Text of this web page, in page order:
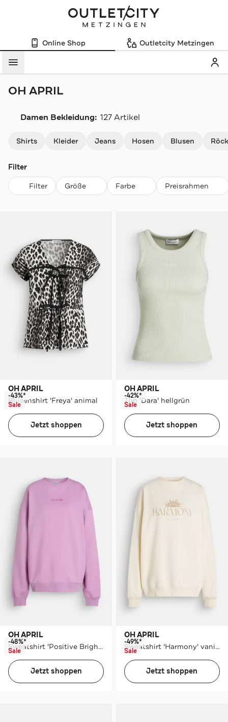
Online Shop Outletcity Metzingen
Menü
OH APRIL
Damen Bekleidung: 127 Artikel
Shirts Kleider Jeans Hosen Blusen
Filter
Filter Größe Farbe Preisrahmen
OH APRIL
Blusenshirt 'Freya' animal
-43%*
Sale
Jetzt shoppen
OH APRIL
Top 'Dara' hellgrün
-42%*
Sale
Jetzt shoppen
OH APRIL
Sweatshirt 'Positive Bright' mauve
-48%*
Sale
Jetzt shoppen
OH APRIL
Sweatshirt 'Harmony' vanille
-49%*
Sale
Jetzt shoppen